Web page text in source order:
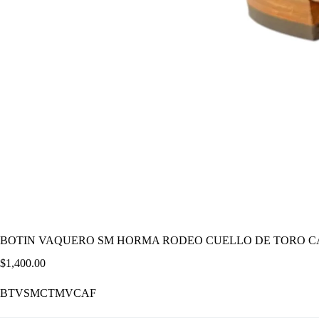
BOTIN VAQUERO SM HORMA RODEO CUELLO DE TORO
$1,400.00
BTVSMCTMVCAF